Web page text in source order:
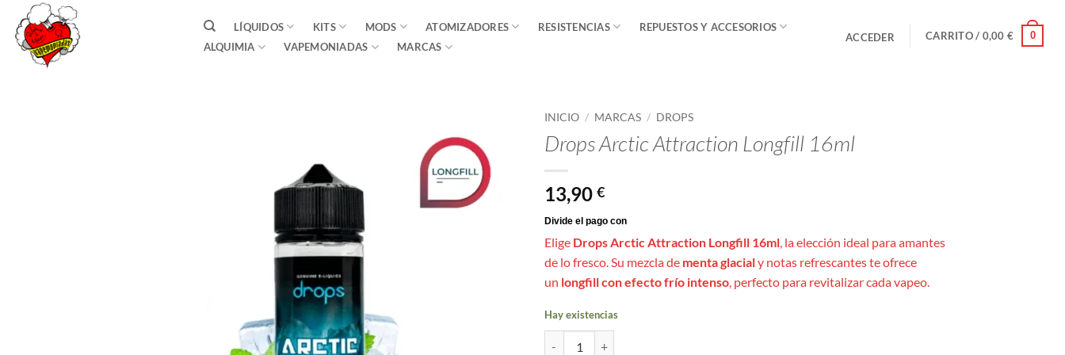
Saltar
contenido
LÍQUIDOS KITS MODS ATOMIZADORES RESISTENCIAS
REPUESTOS Y ACCESORIOS
ALQUIMIA
VAPEMONIADAS MARCAS
ACCEDER CARRITO / 0,00 € 0
INICIO / MARCAS / DROPS
Drops Arctic Attraction Longfill 16ml
13,90 €
Elige Drops Arctic Attraction Longfill 16ml , la elección ideal para amantes
de lo fresco. Su mezcla de menta glacialy notas refrescantes te ofrece
un longfill con efecto frío intenso , perfecto para revitalizar cada vapeo.
Hay existencias